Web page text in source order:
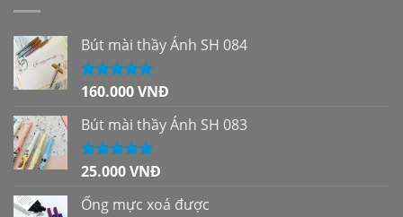
Bút mài thầy Ánh SH 084
Được xếp
sao
160.000VNĐ
Bút mài thầy Ánh SH 083
Được xếp
sao
25.000VNĐ
Ống mực xoá được